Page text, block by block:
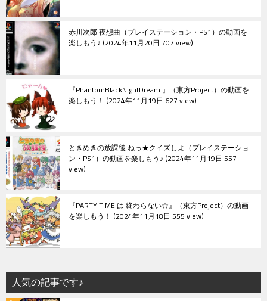
赤川次郎 夜想曲（プレイステーション・PS1）の動画を
楽しもう♪ 2024年11月20日 707 view
『PhantomBlackNightDream.』（東方Project）の動画を
楽しもう！ 2024年11月19日 627 view
ときめきの放課後 ねっ★クイズしよ（プレイステーショ
ン・PS1）の動画を楽しもう♪ 2024年11月19日 557
view
『PARTY TIME は 終わらない☆』（東方Project）の動画
を楽しもう！ 2024年11月18日 555 view
人気の記事です♪